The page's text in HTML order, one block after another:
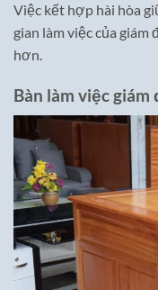
Việc kết hợp hài hòa
gian làm việc của
hơn.
Bàn làm việc